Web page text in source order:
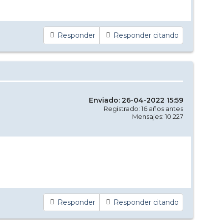
Responder Responder citando
Enviado: 26-04-2022 15:59
Registrado: 16 años antes
Mensajes: 10.227
Responder Responder citando